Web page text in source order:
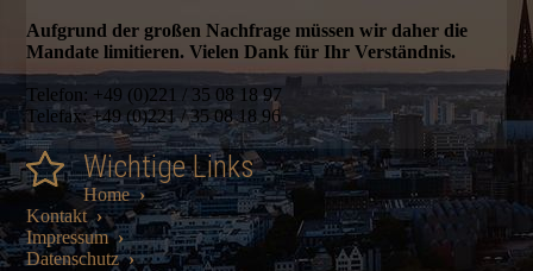
Aufgrund der großen Nachfrage müssen wir daher die
Mandate limitieren. Vielen Dank für Ihr Verständnis.
Telefon: +49 (0)221 / 35 08 18 97
Telefax: +49 (0)221 / 35 08 18 96
Wichtige Links
Home ›
Kontakt ›
Impressum ›
Datenschutz ›